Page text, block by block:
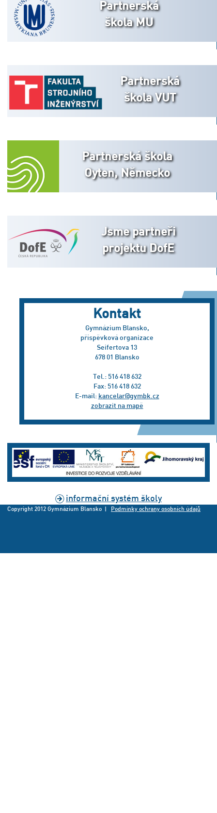
Partnerská
škola MU
Partnerská
škola VUT
Partnerská škola
Oyten, Německo
Jsme partneři
projektu DofE
Kontakt
Gymnázium Blansko,
příspěvková organizace
Seifertova 13
678 01 Blansko
Tel.: 516 418 632
Fax: 516 418 632
E-mail: kancelar@gymbk.cz
zobrazit na mapě
informační systém školy
Copyright 2012 Gymnázium Blansko | Podmínky ochrany osobních údajů